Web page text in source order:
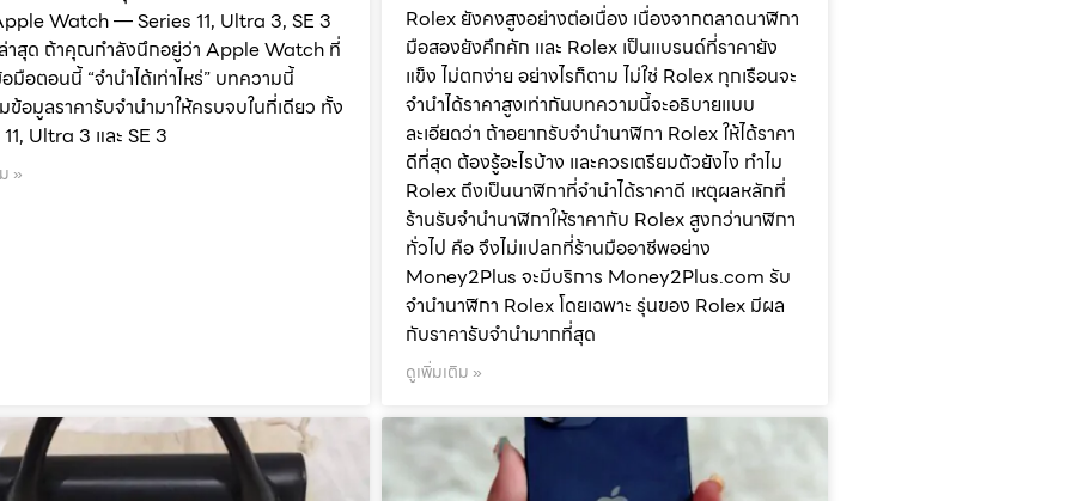
Watch — Series 11, Ultra 3, SE 3
าสุด ถ้าคุณกำลังนึกอยู่ว่า Apple Watch ที่
มือตอนนี้ “จำนำได้เท่าไหร่” บทความนี้
ข้อมูลราคารับจำนำมาให้ครบจบในที่เดียว ทั้ง
Ultra 3 และ SE 3
»
Rolex ยังคงสูงอย่างต่อเนื่อง เนื่องจากตลาดนาฬิกา
มือสองยังคึกคัก และ Rolex เป็นแบรนด์ที่ราคายัง
แข็ง ไม่ตกง่าย อย่างไรก็ตาม ไม่ใช่ Rolex ทุกเรือนจะ
จำนำได้ราคาสูงเท่ากันบทความนี้จะอธิบายแบบ
ละเอียดว่า ถ้าอยากรับจำนำนาฬิกา Rolex ให้ได้ราคา
ดีที่สุด ต้องรู้อะไรบ้าง และควรเตรียมตัวยังไง ทำไม
Rolex ถึงเป็นนาฬิกาที่จำนำได้ราคาดี เหตุผลหลักที่
ร้านรับจำนำนาฬิกาให้ราคากับ Rolex สูงกว่านาฬิกา
ทั่วไป คือ จึงไม่แปลกที่ร้านมืออาชีพอย่าง
Money2Plus จะมีบริการ Money2Plus.com รับ
จำนำนาฬิกา Rolex โดยเฉพาะ รุ่นของ Rolex มีผล
กับราคารับจำนำมากที่สุด
ดูเพิ่มเติม »